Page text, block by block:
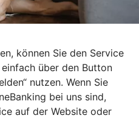
können Sie den Service
über den Button
nutzen. Wenn Sie
bei uns sind,
auf der Website oder